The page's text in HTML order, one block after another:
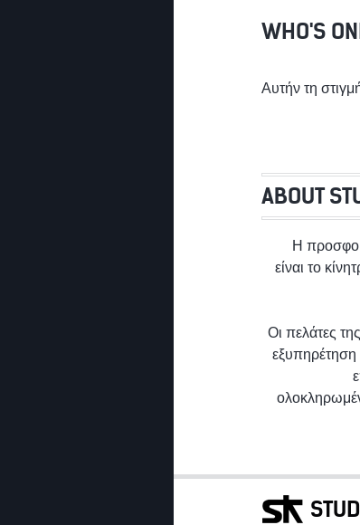
WHO'S
Αυτήν τη
ABOUT
Η
είναι το
Οι πελάτες
εξυπηρέτηση